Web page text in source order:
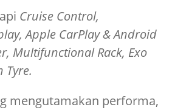
Cruise Control,
Apple CarPlay & Android
Multifunctional Rack, Exo
Tyre.
mengutamakan performa,